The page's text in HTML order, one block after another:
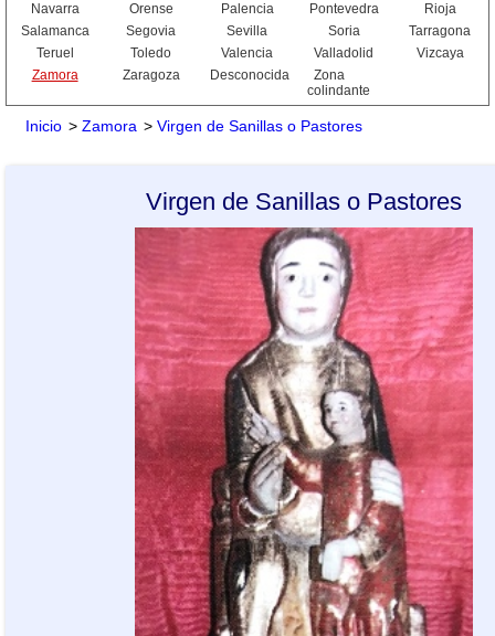
Navarra
Orense Palencia Pontevedra
Rioja
Salamanca
Segovia Sevilla Soria
Tarragona
Teruel
Toledo Valencia Valladolid
Vizcaya
Zamora
Zaragoza Desconocida
Zona
colindante
Inicio > Zamora > Virgen de Sanillas o Pastores
Virgen de Sanillas o Pastores